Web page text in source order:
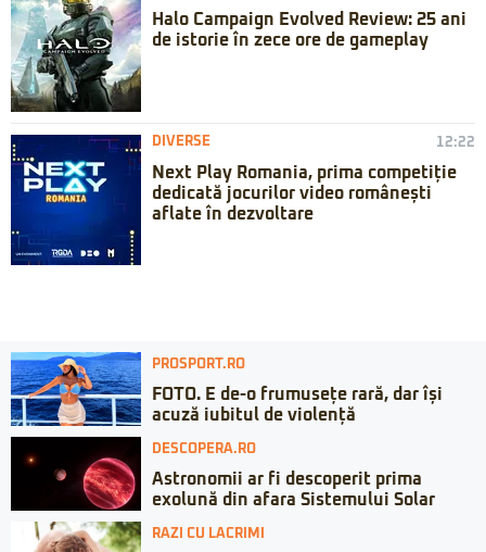
Halo Campaign Evolved Review: 25 ani
de istorie în zece ore de gameplay
DIVERSE 12:22
Next Play Romania, prima competiție
dedicată jocurilor video românești
aflate în dezvoltare
PROSPORT.RO
FOTO. E de-o frumusețe rară, dar își
acuză iubitul de violență
DESCOPERA.RO
Astronomii ar fi descoperit prima
exolună din afara Sistemului Solar
RAZI CU LACRIMI